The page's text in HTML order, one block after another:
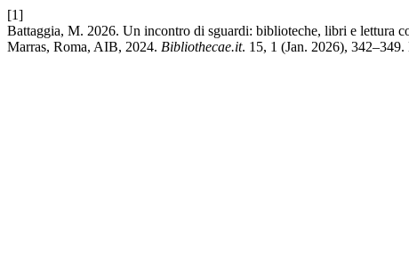
[1]
Battaggia, M. 2026. Un incontro di sguardi: biblioteche, libri e lettura
Marras, Roma, AIB, 2024. Bibliothecae.it. 15, 1 (Jan. 2026),